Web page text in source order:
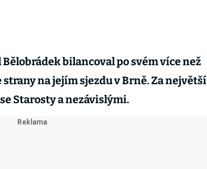
Bělobrádek bilancoval po svém více než
na jejím sjezdu v Brně. Za největší
Starosty a nezávislými.